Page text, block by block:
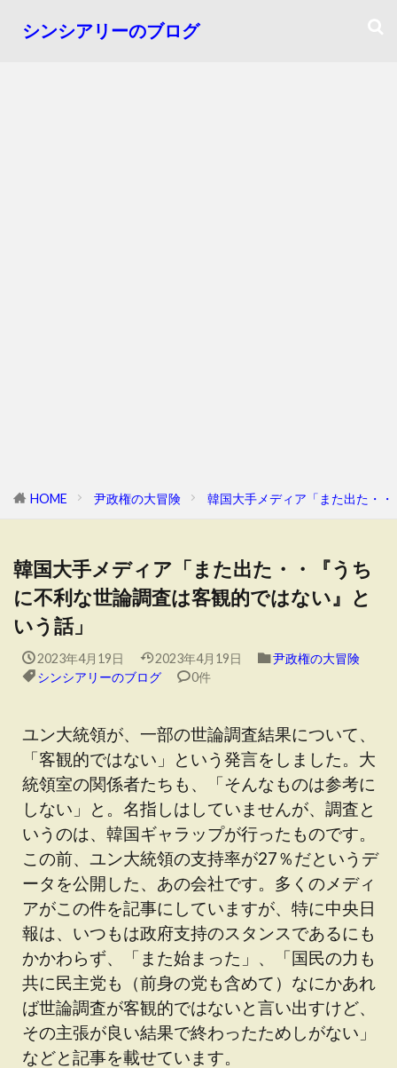
シンシアリーのブログ
HOME 尹政権の大冒険 韓国大手メディア「また出た・
韓国大手メディア「また出た・・『うち
に不利な世論調査は客観的ではない』と
いう話」
2023年4月19日 2023年4月19日
尹政権の大冒険
シンシアリーのブログ
0件
ユン大統領が、一部の世論調査結果について、
「客観的ではない」という発言をしました。大
統領室の関係者たちも、「そんなものは参考に
しない」と。名指しはしていませんが、調査と
いうのは、韓国ギャラップが行ったものです。
この前、ユン大統領の支持率が27％だというデ
ータを公開した、あの会社です。多くのメディ
アがこの件を記事にしていますが、特に中央日
報は、いつもは政府支持のスタンスであるにも
かかわらず、「また始まった」、「国民の力も
共に民主党も（前身の党も含めて）なにかあれ
ば世論調査が客観的ではないと言い出すけど、
その主張が良い結果で終わったためしがない」
などと記事を載せています。